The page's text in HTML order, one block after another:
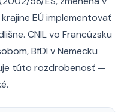
EÚ implementovať
CNIL vo Francúzsku
BfDI v Nemecku
túto rozdrobenosť —